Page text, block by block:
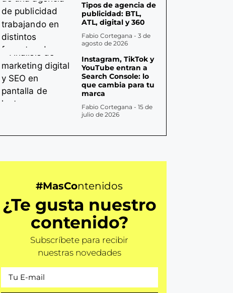
Tipos de agencia de
publicidad: BTL,
ATL, digital y 360
Fabio Cortegana 3 de
agosto de 2026
Instagram, TikTok y
YouTube entran a
Search Console: lo
que cambia para tu
marca
Fabio Cortegana 15 de
julio de 2026
#MasContenidos
¿Te gusta nuestro
contenido?
Subscríbete para recibir
nuestras novedades